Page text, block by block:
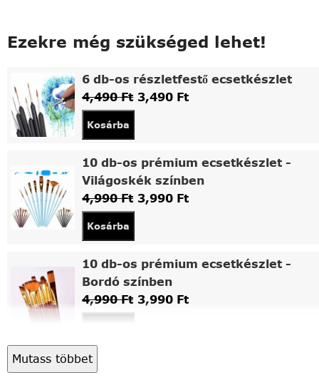
Ezekre még szükséged lehet!
6 db-os részletfestő ecsetkészlet
4,490Ft 3,490 Ft
Kosárba
10 db-os prémium ecsetkészlet -
Világoskék színben
4,990Ft 3,990 Ft
Kosárba
10 db-os prémium ecsetkészlet -
Bordó színben
4,990Ft 3,990 Ft
Asztali fa festőállvány
Mutass többet